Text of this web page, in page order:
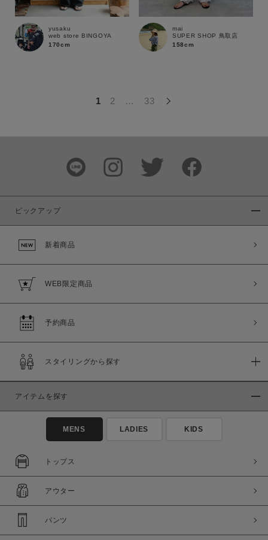
この条件で絞り込む
yusaku
web store BINGOYA
170cm
mai
SUPER SHOP 鳥取店
158cm
1 2 … 33
ピックアップ
新着商品
WEB限定商品
予約商品
スタイリングから探す
アイテムを探す
MENS LADIES KIDS
トップス
アウター
パンツ